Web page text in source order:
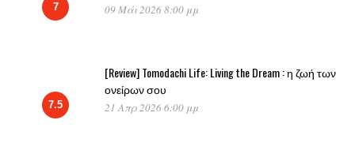
7 09 Μάι 2026 8:00 μμ
7.5
[Review] Tomodachi Life: Living the Dream : η ζωή των
ονείρων σου
21 Απρ 2026 6:00 μμ